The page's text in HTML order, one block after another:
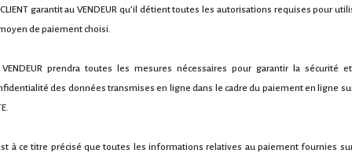
garantit au VENDEUR qu’il détient toutes les autorisations requises pour
de paiement choisi.
VENDEUR prendra toutes les mesures nécessaires pour garantir la sécurité
des données transmises en ligne dans le cadre du paiement en ligne
à ce titre précisé que toutes les informations relatives au paiement fournies